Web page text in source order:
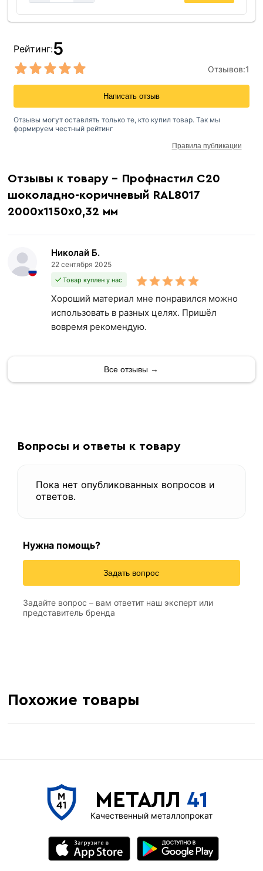
Отзывы к товару - Профнастил С20
шоколадно-коричневый RAL8017
2000х1150х0,32 мм
Николай Б.
22 сентября 2025
Товар куплен у нас
Хороший материал мне понравился можно
использовать в разных целях. Пришёл
вовремя рекомендую.
Все отзывы →
Рейтинг:5
Отзывов:1
Написать отзыв
Отзывы могут оставлять только те, кто купил товар. Так мы
формируем честный рейтинг
Правила публикации
Вопросы и ответы к товару
Пока нет опубликованных вопросов и
ответов.
Нужна помощь?
Задать вопрос
Задайте вопрос – вам ответит наш эксперт или
представитель бренда
Похожие товары
МЕТАЛЛ 41
Качественный металлопрокат